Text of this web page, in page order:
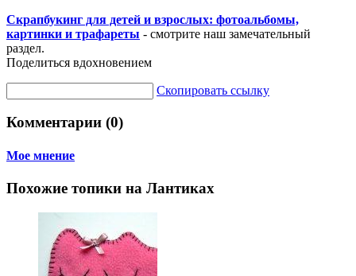
Скрапбукинг для детей и взрослых: фотоальбомы,
картинки и трафареты - смотрите наш замечательный
раздел.
Поделиться вдохновением
Скопировать ссылку
Комментарии (0)
Мое мнение
Похожие топики на Лантиках